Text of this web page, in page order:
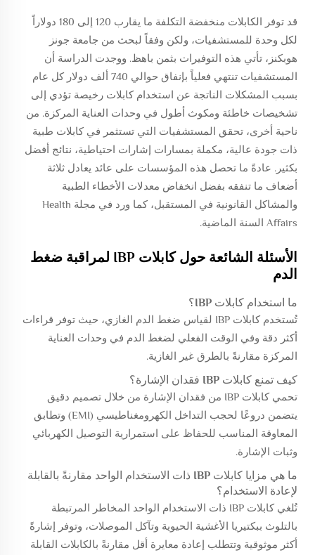
قد توفر الكابلات منخفضة التكلفة ما يقارب 120 إلى 180 دولاراً
لكل وحدة للمستشفيات، ولكن وفقاً لبحث من جامعة جونز
هوبكنز، تأتي هذه التوفيرات بثمن باهظ. ووجدت الدراسة أن
المستشفيات تنتهي فعلياً بإنفاق حوالي 740 ألف دولار كل عام
بسبب المشكلات الناتجة عن استخدام كابلات رخيصة تؤدي إلى
تشخيصات خاطئة ومكوث أطول في وحدات العناية المركزة. من
ناحية أخرى، تحقق المستشفيات التي تستثمر في كابلات طبية
ذات جودة عالية، مكملة بمسارات إشارات احتياطية، نتائج أفضل
بكثير. عادةً ما تحصل هذه المؤسسات على عائد يعادل ثلاثة
أضعاف ما تنفقه بفضل انخفاض معدلات الأخطاء الطبية
والمشاكل القانونية في المستقبل، كما ورد في مجلة Health
Affairs السنة الماضية.
الأسئلة الشائعة حول كابلات IBP لمراقبة ضغط
الدم
ما استخدام كابلات IBP؟
تُستخدم كابلات IBP لقياس ضغط الدم الغازي، حيث توفر قراءات
أكثر دقة وفي الوقت الفعلي لضغط الدم في وحدات العناية
المركزة مقارنةً بالطرق غير الغازية.
كيف تمنع كابلات IBP فقدان الإشارة؟
تحمي كابلات IBP من فقدان الإشارة من خلال تصميم دقيق
يتضمن دروعًا لحجب التداخل الكهرومغناطيسي (EMI) وتطابق
المعاوقة المناسب للحفاظ على استمرارية التوصيل الكهربائي
وثبات الإشارة.
ما هي مزايا كابلات IBP ذات الاستخدام الواحد مقارنةً بالقابلة
لإعادة الاستخدام؟
تُلغي كابلات IBP ذات الاستخدام الواحد المخاطر المرتبطة
بالتلوث ببكتيريا الأغشية الحيوية وتآكل الموصلات، وتوفر إشارةً
أكثر موثوقية وتتطلب إعادة معايرة أقل مقارنةً بالكابلات القابلة